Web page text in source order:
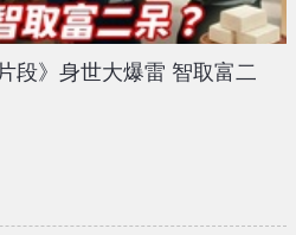
段》身世大爆雷 智取富二